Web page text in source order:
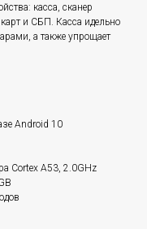
касса, сканер
и СБП. Касса идельно
а также упрощает
Android 10
Cortex A53, 2.0GHz